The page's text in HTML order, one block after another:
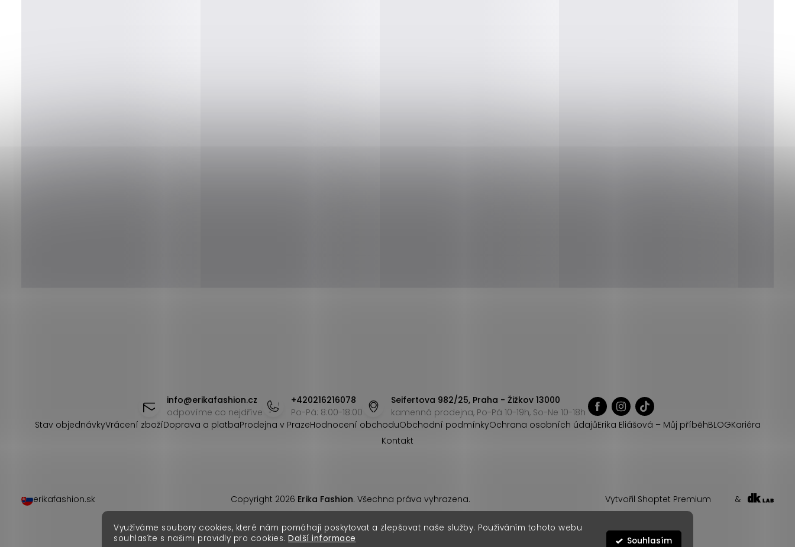
Využíváme soubory cookies, které nám pomáhají poskytovat a zlepšovat naše služby. Používáním tohoto webu
souhlasíte s našimi pravidly pro cookies. Další informace Souhlasím
info@erikafashion.cz
odpovíme co nejdříve
+420216216078
Po-Pá: 8:00-18:00
Seifertova 982/25, Praha - Žižkov 13000
kamenná prodejna, Po-Pá 10-19h, So-Ne 10-18h
Stav objednávkyVrácení zbožíDoprava a platbaProdejna v PrazeHodnocení obchoduObchodní podmínkyOchrana osobních údajůErika Eliášová – Můj příběhBLOGKariéra
Kontakt
Vytvořil Shoptet Premium &
Copyright 2026 Erika Fashion. Všechna práva vyhrazena.
erikafashion.sk